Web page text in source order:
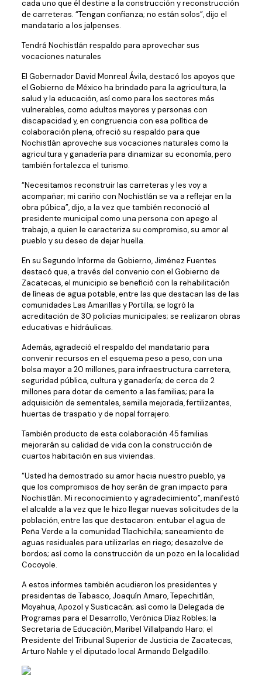
cada uno que él destine a la construcción y reconstrucción
de carreteras. “Tengan confianza; no están solos”, dijo el
mandatario a los jalpenses.
Tendrá Nochistlán respaldo para aprovechar sus
vocaciones naturales
El Gobernador David Monreal Ávila, destacó los apoyos que
el Gobierno de México ha brindado para la agricultura, la
salud y la educación, así como para los sectores más
vulnerables, como adultos mayores y personas con
discapacidad y, en congruencia con esa política de
colaboración plena, ofreció su respaldo para que
Nochistlán aproveche sus vocaciones naturales como la
agricultura y ganadería para dinamizar su economía, pero
también fortalezca el turismo.
“Necesitamos reconstruir las carreteras y les voy a
acompañar; mi cariño con Nochistlán se va a reflejar en la
obra púbica”, dijo, a la vez que también reconoció al
presidente municipal como una persona con apego al
trabajo, a quien le caracteriza su compromiso, su amor al
pueblo y su deseo de dejar huella.
En su Segundo Informe de Gobierno, Jiménez Fuentes
destacó que, a través del convenio con el Gobierno de
Zacatecas, el municipio se benefició con la rehabilitación
de líneas de agua potable, entre las que destacan las de las
comunidades Las Amarillas y Portilla; se logró la
acreditación de 30 policías municipales; se realizaron obras
educativas e hidráulicas.
Además, agradeció el respaldo del mandatario para
convenir recursos en el esquema peso a peso, con una
bolsa mayor a 20 millones, para infraestructura carretera,
seguridad pública, cultura y ganadería; de cerca de 2
millones para dotar de cemento a las familias; para la
adquisición de sementales, semilla mejorada, fertilizantes,
huertas de traspatio y de nopal forrajero.
También producto de esta colaboración 45 familias
mejorarán su calidad de vida con la construcción de
cuartos habitación en sus viviendas.
“Usted ha demostrado su amor hacia nuestro pueblo, ya
que los compromisos de hoy serán de gran impacto para
Nochistlán. Mi reconocimiento y agradecimiento”, manifestó
el alcalde a la vez que le hizo llegar nuevas solicitudes de la
población, entre las que destacaron: entubar el agua de
Peña Verde a la comunidad Tlachichila; saneamiento de
aguas residuales para utilizarlas en riego; desazolve de
bordos; así como la construcción de un pozo en la localidad
Cocoyole.
A estos informes también acudieron los presidentes y
presidentas de Tabasco, Joaquín Amaro, Tepechitlán,
Moyahua, Apozol y Susticacán; así como la Delegada de
Programas para el Desarrollo, Verónica Díaz Robles; la
Secretaria de Educación, Maribel Villalpando Haro; el
Presidente del Tribunal Superior de Justicia de Zacatecas,
Arturo Nahle y el diputado local Armando Delgadillo.